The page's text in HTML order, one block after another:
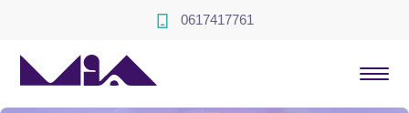
0617417761